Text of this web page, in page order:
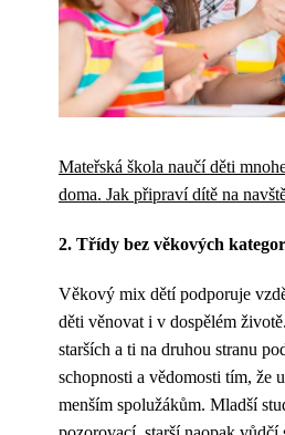
Mateřská škola naučí děti
doma. Jak připraví dítě na
2. Třídy bez věkových
Věkový mix dětí podporuje
děti věnovat i v dospělém
starších a ti na druhou stranu
schopnosti a vědomosti tím, že
menším spolužákům. Mladší